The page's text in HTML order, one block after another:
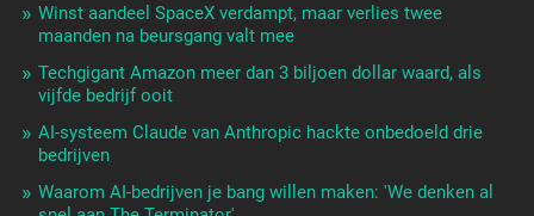
Winst aandeel SpaceX verdampt, maar verlies twee
maanden na beursgang valt mee
Techgigant Amazon meer dan 3 biljoen dollar waard, als
vijfde bedrijf ooit
AI-systeem Claude van Anthropic hackte onbedoeld drie
bedrijven
Waarom AI-bedrijven je bang willen maken: 'We denken al